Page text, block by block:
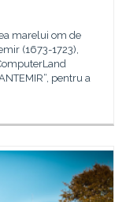
marelui om de
(1673-1723),
pentru a